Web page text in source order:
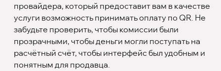
провайдера, который предоставит вам в качестве
услуги возможность принимать оплату по QR. Не
забудьте проверить, чтобы комиссии были
прозрачными, чтобы деньги могли поступать на
расчётный счёт, чтобы интерфейс был удобным и
понятным для продавца.